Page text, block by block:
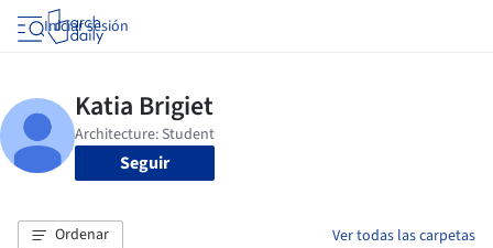
Iniciar sesión
Seguir
Ordenar Ver todas las carpetas